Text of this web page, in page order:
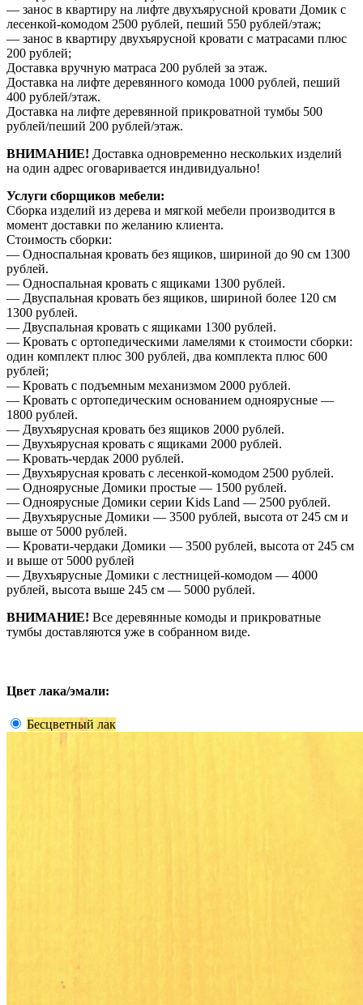
— занос в квартиру на лифте двухъярусной кровати Домик с
лесенкой-комодом 2500 рублей, пеший 550 рублей/этаж;
— занос в квартиру двухъярусной кровати с матрасами плюс
200 рублей;
Доставка вручную матраса 200 рублей за этаж.
Доставка на лифте деревянного комода 1000 рублей, пеший
400 рублей/этаж.
Доставка на лифте деревянной прикроватной тумбы 500
рублей/пеший 200 рублей/этаж.
ВНИМАНИЕ! Доставка одновременно нескольких изделий
на один адрес оговаривается индивидуально!
Услуги сборщиков мебели:
Сборка изделий из дерева и мягкой мебели производится в
момент доставки по желанию клиента.
Стоимость сборки:
— Односпальная кровать без ящиков, шириной до 90 см 1300
рублей.
— Односпальная кровать с ящиками 1300 рублей.
— Двуспальная кровать без ящиков, шириной более 120 см
1300 рублей.
— Двуспальная кровать с ящиками 1300 рублей.
— Кровать с ортопедическими ламелями к стоимости сборки:
один комплект плюс 300 рублей, два комплекта плюс 600
рублей;
— Кровать с подъемным механизмом 2000 рублей.
— Кровать с ортопедическим основанием одноярусные —
1800 рублей.
— Двухъярусная кровать без ящиков 2000 рублей.
— Двухъярусная кровать с ящиками 2000 рублей.
— Кровать-чердак 2000 рублей.
— Двухъярусная кровать с лесенкой-комодом 2500 рублей.
— Одноярусные Домики простые — 1500 рублей.
— Одноярусные Домики серии Kids Land — 2500 рублей.
— Двухъярусные Домики — 3500 рублей, высота от 245 см и
выше от 5000 рублей.
— Кровати-чердаки Домики — 3500 рублей, высота от 245 см
и выше от 5000 рублей
— Двухъярусные Домики с лестницей-комодом — 4000
рублей, высота выше 245 см — 5000 рублей.
ВНИМАНИЕ! Все деревянные комоды и прикроватные
тумбы доставляются уже в собранном виде.
Цвет лака/эмали:
Бесцветный лак